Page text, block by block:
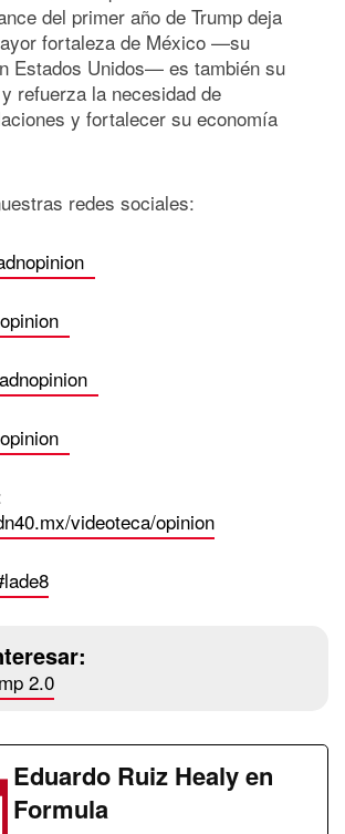
del primer año de Trump deja
fortaleza de México —su
Estados Unidos— es también su
refuerza la necesidad de
y fortalecer su economía
redes sociales:
videoteca/opinion
2.0
Eduardo Ruiz Healy en
Formula